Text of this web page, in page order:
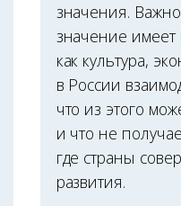
значения.
значение имеет
как культура,
в России
что из этого
и что не
где страны
развития.